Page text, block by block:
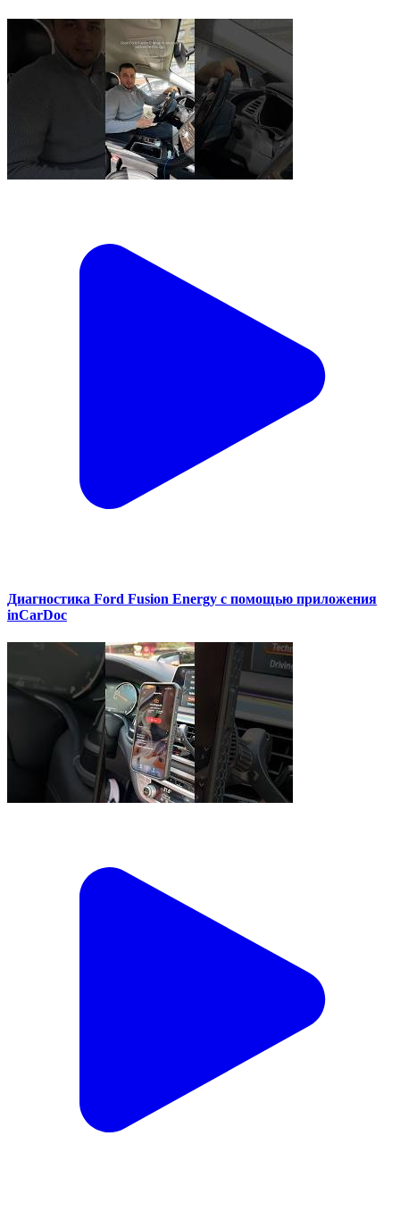
Диагностика Ford Fusion Energy с помощью приложения
inCarDoc